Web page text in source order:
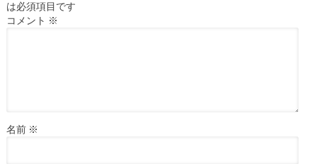
は必須項目です
コメント ※
名前 ※